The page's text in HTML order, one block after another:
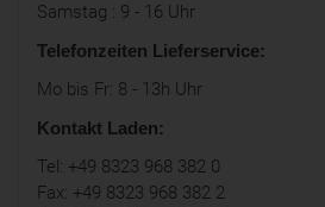
Samstag : 9 - 16 Uhr
Telefonzeiten Lieferservice:
Mo bis Fr: 8 - 13h Uhr
Kontakt Laden:
Tel: +49 8323 968 382 0
Fax: +49 8323 968 382 2